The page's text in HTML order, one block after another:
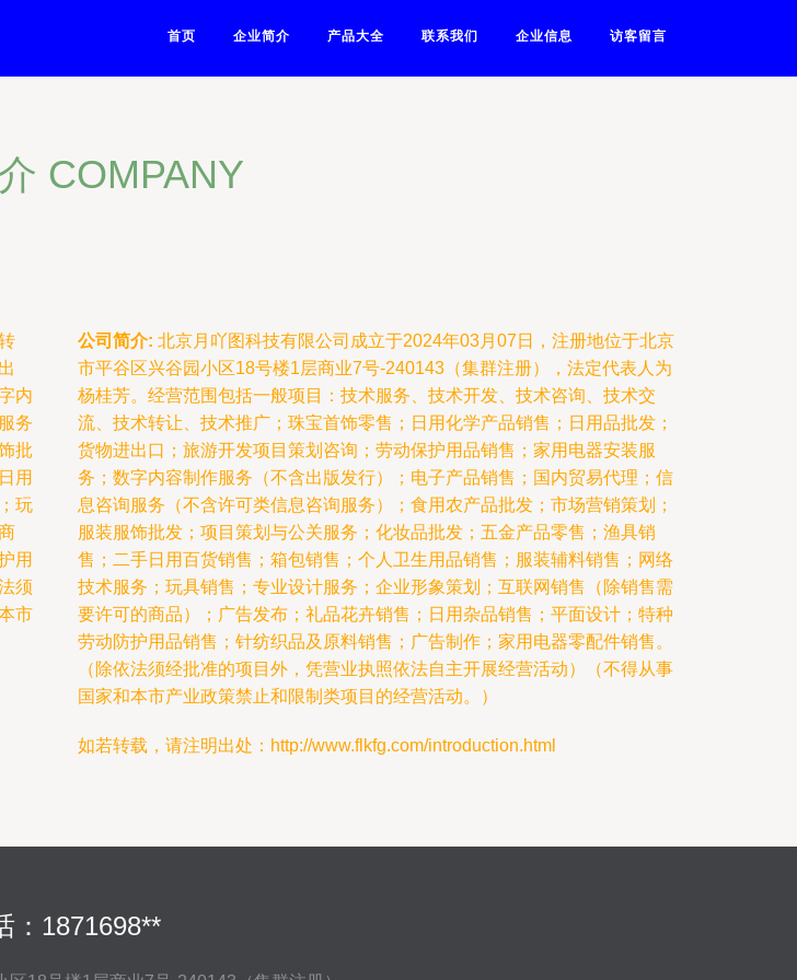
首页 企业简介 产品大全 联系我们 企业信息 访客留言
COMPANY
内
务
批
用
玩
用
须
市
公司简介: 北京月吖图科技有限公司成立于2024年03月07日，注册地位于北京
市平谷区兴谷园小区18号楼1层商业7号-240143（集群注册），法定代表人为
杨桂芳。经营范围包括一般项目：技术服务、技术开发、技术咨询、技术交
流、技术转让、技术推广；珠宝首饰零售；日用化学产品销售；日用品批发；
货物进出口；旅游开发项目策划咨询；劳动保护用品销售；家用电器安装服
务；数字内容制作服务（不含出版发行）；电子产品销售；国内贸易代理；信
息咨询服务（不含许可类信息咨询服务）；食用农产品批发；市场营销策划；
服装服饰批发；项目策划与公关服务；化妆品批发；五金产品零售；渔具销
售；二手日用百货销售；箱包销售；个人卫生用品销售；服装辅料销售；网络
技术服务；玩具销售；专业设计服务；企业形象策划；互联网销售（除销售需
要许可的商品）；广告发布；礼品花卉销售；日用杂品销售；平面设计；特种
劳动防护用品销售；针纺织品及原料销售；广告制作；家用电器零配件销售。
（除依法须经批准的项目外，凭营业执照依法自主开展经营活动）（不得从事
国家和本市产业政策禁止和限制类项目的经营活动。）
如若转载，请注明出处：http://www.flkfg.com/introduction.html
：1871698**